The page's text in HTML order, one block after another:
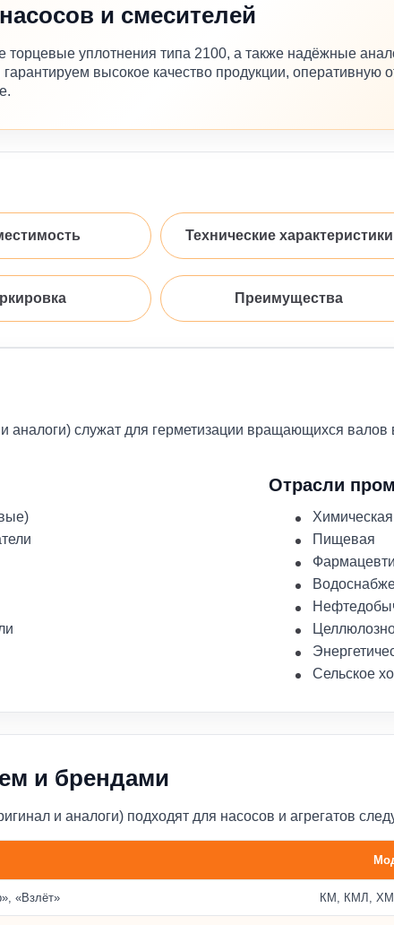
и смесителей
уплотнения типа 2100, а также надёжные
высокое качество продукции, оперативную
Технические характеристики
Преимущества
служат для герметизации вращающихся
Отрасли
Химическая
Пищевая
Сельское
и брендами
и аналоги) подходят для насосов и агрегатов
«Взлёт» КМ, КМЛ,